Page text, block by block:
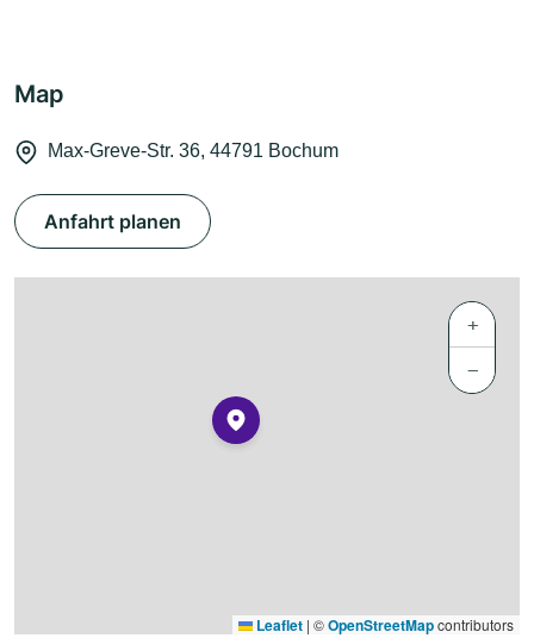
Map
Max-Greve-Str. 36, 44791 Bochum
Anfahrt planen
+
−
Leaflet | ©OpenStreetMapcontributors